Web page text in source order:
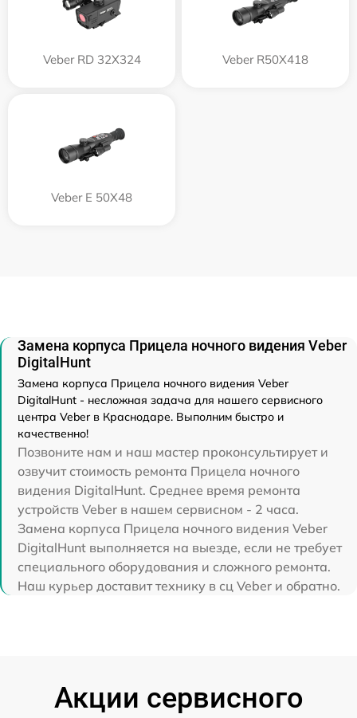
Veber RD 32X324 Veber R50X418
Veber E 50X48
Замена корпуса Прицела ночного видения Veber
DigitalHunt
Замена корпуса Прицела ночного видения Veber
DigitalHunt - несложная задача для нашего сервисного
центра Veber в Краснодаре. Выполним быстро и
качественно!
Позвоните нам и наш мастер проконсультирует и
озвучит стоимость ремонта Прицела ночного
видения DigitalHunt. Среднее время ремонта
устройств Veber в нашем сервисном - 2 часа.
Замена корпуса Прицела ночного видения Veber
DigitalHunt выполняется на выезде, если не требует
специального оборудования и сложного ремонта.
Наш курьер доставит технику в сц Veber и обратно.
Акции сервисного